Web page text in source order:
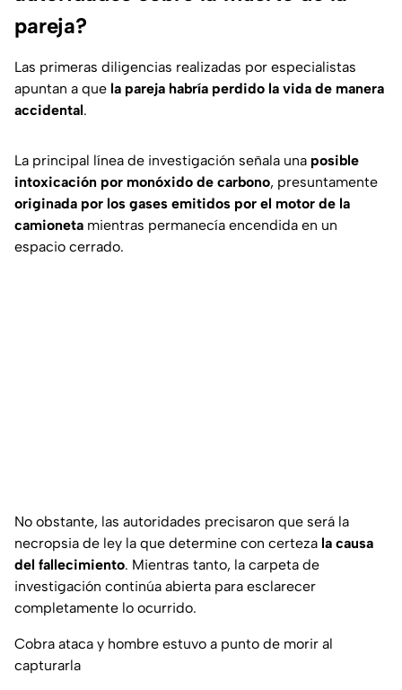
pareja?
Las primeras diligencias realizadas por especialistas
apuntan a que la pareja habría perdido la vida de manera
accidental.
La principal línea de investigación señala una posible
intoxicación por monóxido de carbono, presuntamente
originada por los gases emitidos por el motor de la
camioneta mientras permanecía encendida en un
espacio cerrado.
No obstante, las autoridades precisaron que será la
necropsia de ley la que determine con certeza la causa
del fallecimiento. Mientras tanto, la carpeta de
investigación continúa abierta para esclarecer
completamente lo ocurrido.
Cobra ataca y hombre estuvo a punto de morir al
capturarla